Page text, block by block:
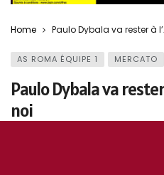
Home Paulo Dybala va rester à
AS ROMA ÉQUIPE 1 MERCATO
Paulo Dybala va
noi